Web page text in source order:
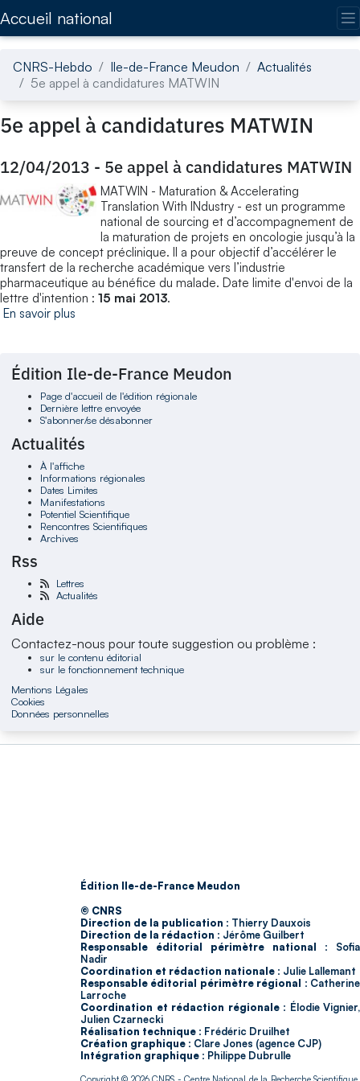
Accueil national
CNRS-Hebdo Ile-de-France Meudon
Actualités
5e appel à candidatures MATWIN
5e appel à candidatures MATWIN
12/04/2013 - 5e appel à candidatures MATWIN
MATWIN - Maturation & Accelerating
Translation With INdustry - est un programme
national de sourcing et d’accompagnement de
la maturation de projets en oncologie jusqu’à la
preuve de concept préclinique. Il a pour objectif d’accélérer le
transfert de la recherche académique vers l’industrie
pharmaceutique au bénéfice du malade. Date limite d'envoi de la
lettre d'intention : 15 mai 2013.
En savoir plus
Édition Ile-de-France Meudon
Page d'accueil de l'édition régionale
Dernière lettre envoyée
S'abonner/se désabonner
Actualités
À l'affiche
Informations régionales
Dates Limites
Manifestations
Potentiel Scientifique
Rencontres Scientifiques
Archives
Rss
Lettres
Actualités
Aide
Contactez-nous pour toute suggestion ou problème :
sur le contenu éditorial
sur le fonctionnement technique
Mentions Légales
Cookies
Données personnelles
Édition Ile-de-France Meudon
© CNRS
Direction de la publication : Thierry Dauxois
Direction de la rédaction : Jérôme Guilbert
Responsable éditorial périmètre national : Sofia
Nadir
Coordination et rédaction nationale : Julie Lallemant
Responsable éditorial périmètre régional : Catherine
Larroche
Coordination et rédaction régionale : Élodie Vignier,
Julien Czarnecki
Réalisation technique : Frédéric Druilhet
Création graphique : Clare Jones (agence CJP)
Intégration graphique : Philippe Dubrulle